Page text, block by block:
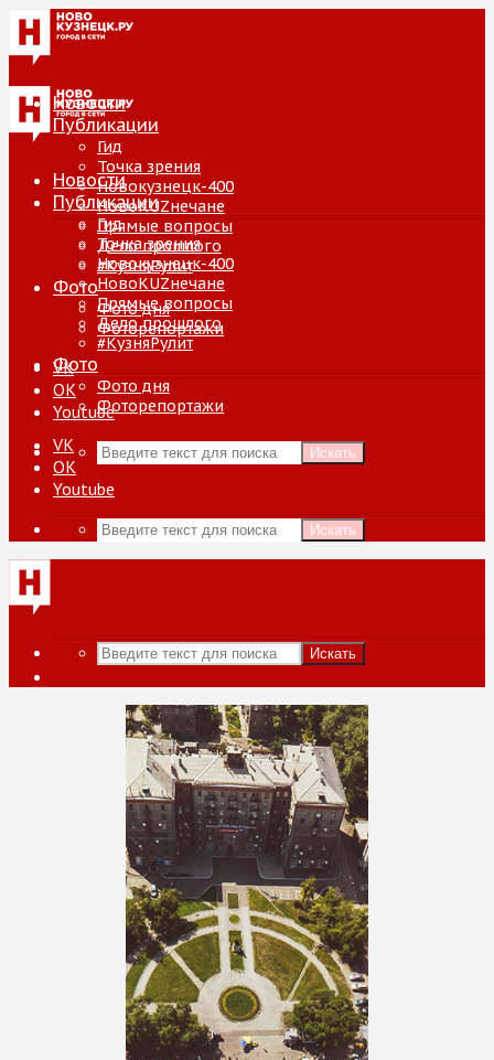
Новости
Публикации
Гид
Точка зрения
Новокузнецк-400
НовоKUZнечане
Прямые вопросы
Дело прошлого
#КузняРулит
Фото
Фото дня
Фоторепортажи
VK
ОК
Youtube
Искать
Новости
Публикации
Гид
Точка зрения
Новокузнецк-400
НовоKUZнечане
Прямые вопросы
Дело прошлого
#КузняРулит
Фото
Фото дня
Фоторепортажи
VK
ОК
Youtube
Искать
Искать